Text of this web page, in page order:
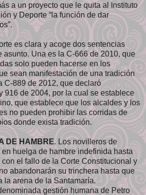
a un proyecto que le quita al Instituto
y Deporte “la función de dar
es clara y acoge dos sentencias
asunto. Una es la C-666 de 2010, que
solo pueden hacerse en los
sean manifestación de una tradición
C-889 de 2012, que declaró
916 de 2004, por la cual se establece
que establece que los alcaldes y los
no pueden prohibir las corridas de
donde exista tradición.
DE HAMBRE. Los novilleros de
huelga de hambre indefinida hasta
el fallo de la Corte Constitucional y
abandonarán su trinchera hasta que
la arena de la Santamaría.
gestión humana de Petro